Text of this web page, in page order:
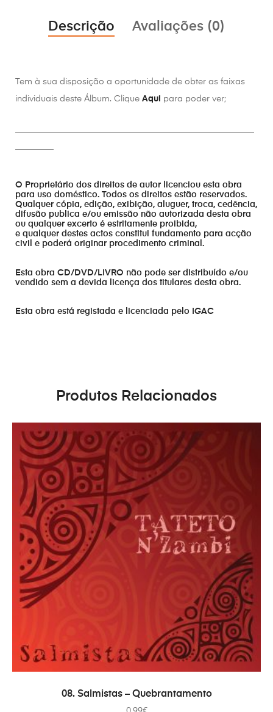
Descrição Avaliações (0)
Tem à sua disposição a oportunidade de obter as faixas
individuais deste Álbum. Clique Aqui para poder ver;
O Proprietário dos direitos de autor licenciou esta obra
para uso doméstico. Todos os direitos estão reservados.
Qualquer cópia, edição, exibição, aluguer, troca, cedência,
difusão publica e/ou emissão não autorizada desta obra
ou qualquer excerto é estritamente proibida,
e qualquer destes actos constitui fundamento para acção
civil e poderá originar procedimento criminal.
Esta obra CD/DVD/LIVRO não pode ser distribuído e/ou
vendido sem a devida licença dos titulares desta obra.
Esta obra está registada e licenciada pelo IGAC
Produtos Relacionados
ADICIONAR
08. Salmistas – Quebrantamento